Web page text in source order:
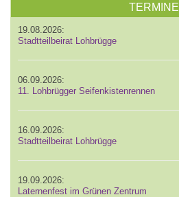
TERMINE
19.08.2026:
Stadtteilbeirat Lohbrügge
06.09.2026:
11. Lohbrügger Seifenkistenrennen
16.09.2026:
Stadtteilbeirat Lohbrügge
19.09.2026:
Laternenfest im Grünen Zentrum